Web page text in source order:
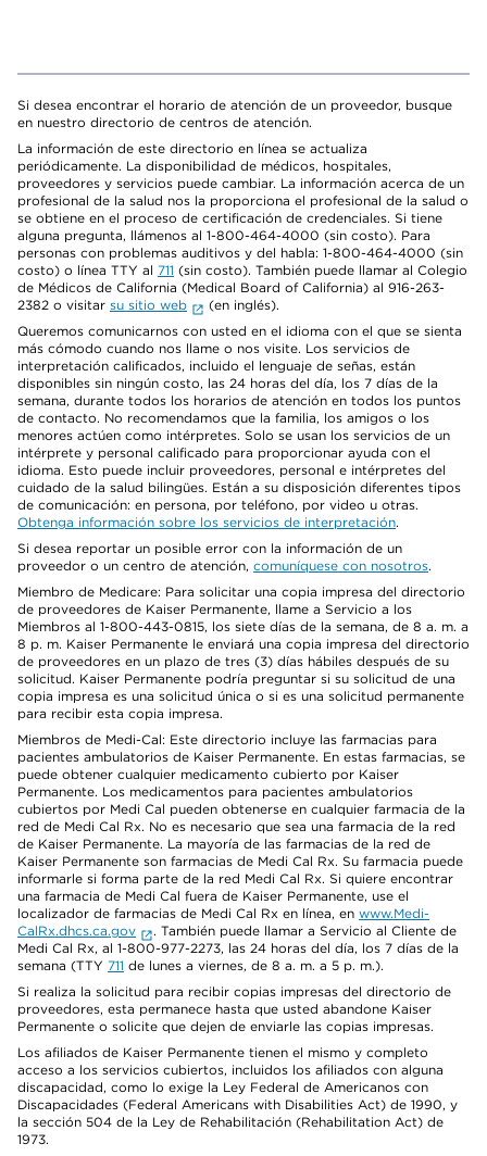
Si desea encontrar el horario de atención de un proveedor, busque
en nuestro directorio de centros de atención.
La información de este directorio en línea se actualiza
periódicamente. La disponibilidad de médicos, hospitales,
proveedores y servicios puede cambiar. La información acerca de un
profesional de la salud nos la proporciona el profesional de la salud o
se obtiene en el proceso de certificación de credenciales. Si tiene
alguna pregunta, llámenos al 1-800-464-4000 (sin costo). Para
personas con problemas auditivos y del habla: 1-800-464-4000 (sin
costo) o línea TTY al 711 (sin costo). También puede llamar al Colegio
de Médicos de California (Medical Board of California) al 916-263-
2382 o visitar su sitio web
(en inglés).
Queremos comunicarnos con usted en el idioma con el que se sienta
más cómodo cuando nos llame o nos visite. Los servicios de
interpretación calificados, incluido el lenguaje de señas, están
disponibles sin ningún costo, las 24 horas del día, los 7 días de la
semana, durante todos los horarios de atención en todos los puntos
de contacto. No recomendamos que la familia, los amigos o los
menores actúen como intérpretes. Solo se usan los servicios de un
intérprete y personal calificado para proporcionar ayuda con el
idioma. Esto puede incluir proveedores, personal e intérpretes del
cuidado de la salud bilingües. Están a su disposición diferentes tipos
de comunicación: en persona, por teléfono, por video u otras.
Obtenga información sobre los servicios de interpretación.
Si desea reportar un posible error con la información de un
proveedor o un centro de atención, comuníquese con nosotros.
Miembro de Medicare: Para solicitar una copia impresa del directorio
de proveedores de Kaiser Permanente, llame a Servicio a los
Miembros al 1-800-443-0815, los siete días de la semana, de 8 a. m. a
8 p. m. Kaiser Permanente le enviará una copia impresa del directorio
de proveedores en un plazo de tres (3) días hábiles después de su
solicitud. Kaiser Permanente podría preguntar si su solicitud de una
copia impresa es una solicitud única o si es una solicitud permanente
para recibir esta copia impresa.
Miembros de Medi-Cal: Este directorio incluye las farmacias para
pacientes ambulatorios de Kaiser Permanente. En estas farmacias, se
puede obtener cualquier medicamento cubierto por Kaiser
Permanente. Los medicamentos para pacientes ambulatorios
cubiertos por Medi Cal pueden obtenerse en cualquier farmacia de la
red de Medi Cal Rx. No es necesario que sea una farmacia de la red
de Kaiser Permanente. La mayoría de las farmacias de la red de
Kaiser Permanente son farmacias de Medi Cal Rx. Su farmacia puede
informarle si forma parte de la red Medi Cal Rx. Si quiere encontrar
una farmacia de Medi Cal fuera de Kaiser Permanente, use el
localizador de farmacias de Medi Cal Rx en línea, en www.Medi-
CalRx.dhcs.ca.gov
. También puede llamar a Servicio al Cliente de
Medi Cal Rx, al 1-800-977-2273, las 24 horas del día, los 7 días de la
semana (TTY 711 de lunes a viernes, de 8 a. m. a 5 p. m.).
Si realiza la solicitud para recibir copias impresas del directorio de
proveedores, esta permanece hasta que usted abandone Kaiser
Permanente o solicite que dejen de enviarle las copias impresas.
Los afiliados de Kaiser Permanente tienen el mismo y completo
acceso a los servicios cubiertos, incluidos los afiliados con alguna
discapacidad, como lo exige la Ley Federal de Americanos con
Discapacidades (Federal Americans with Disabilities Act) de 1990, y
la sección 504 de la Ley de Rehabilitación (Rehabilitation Act) de
1973.